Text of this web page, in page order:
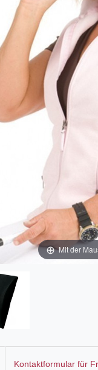
Mit der
Kontaktformular für